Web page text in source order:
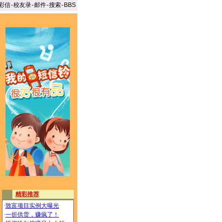
信-校友录-邮件-搜索- BBS